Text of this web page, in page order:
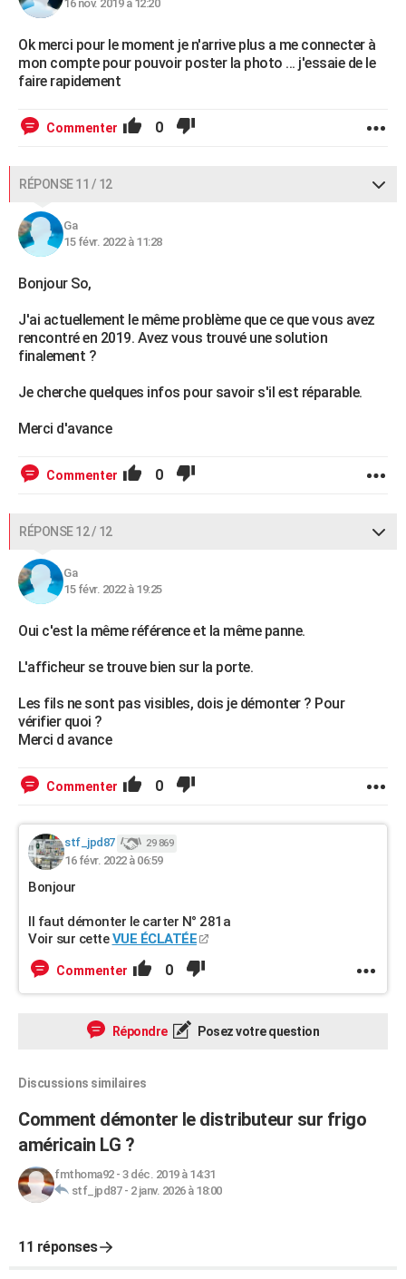
16 nov. 2019 à 12:20
Ok merci pour le moment je n'arrive plus a me connecter à
mon compte pour pouvoir poster la photo ... j'essaie de le
faire rapidement
Commenter 0
RÉPONSE 11 / 12
Ga
15 févr. 2022 à 11:28
Bonjour So,
J'ai actuellement le même problème que ce que vous avez
rencontré en 2019. Avez vous trouvé une solution
finalement ?
Je cherche quelques infos pour savoir s'il est réparable.
Merci d'avance
Commenter 0
RÉPONSE 12 / 12
Ga
15 févr. 2022 à 19:25
Oui c'est la même référence et la même panne.
L'afficheur se trouve bien sur la porte.
Les fils ne sont pas visibles, dois je démonter ? Pour
vérifier quoi ?
Merci d avance
Commenter 0
stf_jpd87 29 869
16 févr. 2022 à 06:59
Bonjour
Il faut démonter le carter N° 281a
Voir sur cetteVUE ÉCLATÉE
Commenter 0
Répondre Posez votre question
Discussions similaires
Comment démonter le distributeur sur frigo
américain LG ?
fmthoma92- 3 déc. 2019 à 14:31
stf_jpd87- 2 janv. 2026 à 18:00
11 réponses